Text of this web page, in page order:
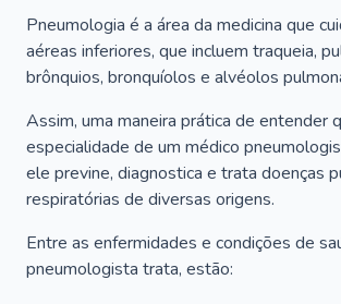
Pneumologia é a área da medicina que
aéreas inferiores, que incluem traqueia,
brônquios, bronquíolos e alvéolos
Assim, uma maneira prática de entender
especialidade de um médico
ele previne, diagnostica e trata doenças
respiratórias de diversas origens.
Entre as enfermidades e condições de
pneumologista trata, estão: